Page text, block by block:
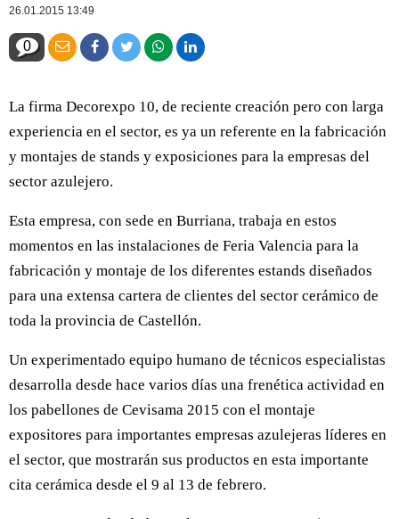
26.01.2015 13:49
0
La firma Decorexpo 10, de reciente creación pero con larga
experiencia en el sector, es ya un referente en la fabricación
y montajes de stands y exposiciones para la empresas del
sector azulejero.
Esta empresa, con sede en Burriana, trabaja en estos
momentos en las instalaciones de Feria Valencia para la
fabricación y montaje de los diferentes estands diseñados
para una extensa cartera de clientes del sector cerámico de
toda la provincia de Castellón.
Un experimentado equipo humano de técnicos especialistas
desarrolla desde hace varios días una frenética actividad en
los pabellones de Cevisama 2015 con el montaje
expositores para importantes empresas azulejeras líderes en
el sector, que mostrarán sus productos en esta importante
cita cerámica desde el 9 al 13 de febrero.